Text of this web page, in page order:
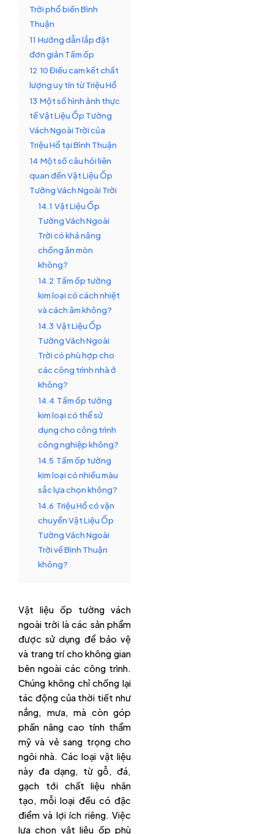
Trời phổ biến Bình
Thuận
11 Hướng dẫn lắp đặt
đơn giản Tấm ốp
12 10 Điều cam kết chất
lượng uy tín từ Triệu Hổ
13 Một số hình ảnh thực
tế Vật Liệu Ốp Tường
Vách Ngoài Trời của
Triệu Hổ tại Bình Thuận
14 Một số câu hỏi liên
quan đến Vật Liệu Ốp
Tường Vách Ngoài Trời
14.1 Vật Liệu Ốp
Tường Vách Ngoài
Trời có khả năng
chống ăn mòn
không?
14.2 Tấm ốp tường
kim loại có cách nhiệt
và cách âm không?
14.3 Vật Liệu Ốp
Tường Vách Ngoài
Trời có phù hợp cho
các công trình nhà ở
không?
14.4 Tấm ốp tường
kim loại có thể sử
dụng cho công trình
công nghiệp không?
14.5 Tấm ốp tường
kim loại có nhiều màu
sắc lựa chọn không?
14.6 Triệu Hổ có vận
chuyển Vật Liệu Ốp
Tường Vách Ngoài
Trời về Bình Thuận
không?
Vật liệu ốp tường vách
ngoài trời là các sản phẩm
được sử dụng để bảo vệ
và trang trí cho không gian
bên ngoài các công trình.
Chúng không chỉ chống lại
tác động của thời tiết như
nắng, mưa, mà còn góp
phần nâng cao tính thẩm
mỹ và vẻ sang trọng cho
ngôi nhà. Các loại vật liệu
này đa dạng, từ gỗ, đá,
gạch tới chất liệu nhân
tạo, mỗi loại đều có đặc
điểm và lợi ích riêng. Việc
lựa chọn vật liệu ốp phù